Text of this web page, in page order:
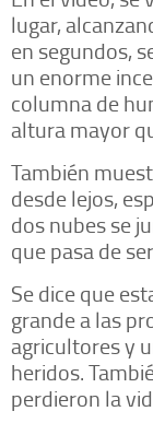
lugar,
en segundos,
un enorme
columna de
altura mayor
También
desde lejos,
dos nubes se
que pasa de
Se dice que
grande a las
agricultores y
heridos.
perdieron la